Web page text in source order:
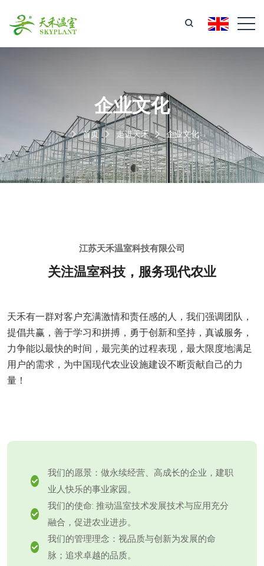
企业文化
首页 走进天禾 企业文化
江苏天禾温室科技有限公司
关注温室科技，服务现代农业
天禾有一群对客户充满激情和责任感的人，我们强调团队，
提倡共赢，善于学习和拼搏，勇于创新和坚持，真诚服务，
力争能以最快的时间，最完美的过程表现，最大限度地满足
用户的需求，为中国现代农业设施建设不断贡献自己的力
量！
我们的愿景：做永续经营、高成长的企业，建职
业人快乐的事业家园。
我们的使命: 推动温室技术发展技术与应用充分
融合，促进农业进步。
我们的管理理念：视品质与创新为发展的命
脉；追求卓越的品质。